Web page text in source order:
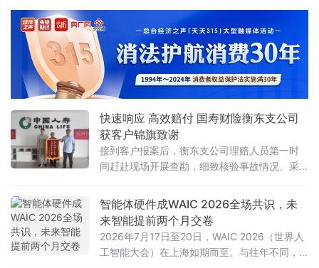
收入来源。由于镇域内丘陵地貌居多，水稻生
长周期中易受暴雨、干旱、高温热害及病虫害
等自然灾害影响，农业生产风险敞口较大。为
有效化解农户种粮风险，稳定粮食生
快速响应 高效赔付 国寿财险衡东支公司
获客户锦旗致谢
接到客户报案后，衡东支公司理赔人员第一时
间赶赴现场开展查勘，细致核验事故情况、采
智能体硬件成WAIC 2026全场共识，未
来智能提前两个月交卷
2026年7月17日至20日，WAIC 2026（世界人
工智能大会）在上海如期而至。与往年不同，